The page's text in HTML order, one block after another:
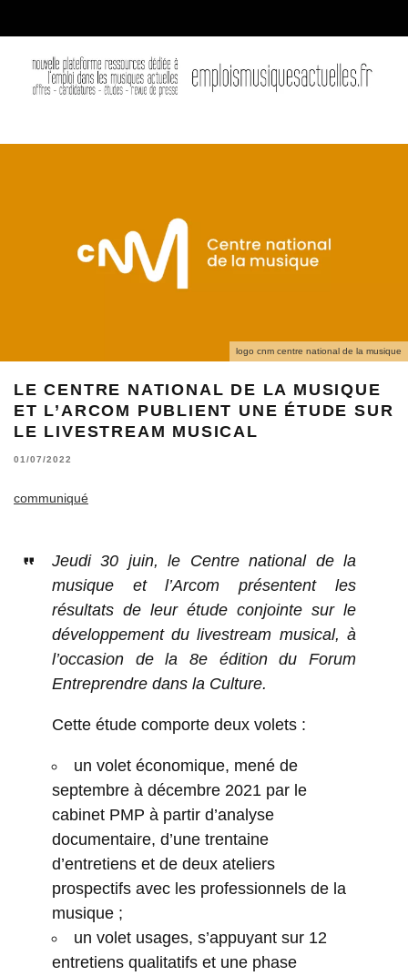
logo cnm centre national de la musique
LE CENTRE NATIONAL DE LA MUSIQUE
ET L’ARCOM PUBLIENT UNE ÉTUDE SUR
LE LIVESTREAM MUSICAL
01/07/2022
communiqué
Jeudi 30 juin, le Centre national de la
musique et l’Arcom présentent les
résultats de leur étude conjointe sur le
développement du livestream musical, à
l’occasion de la 8e édition du Forum
Entreprendre dans la Culture.
Cette étude comporte deux volets :
un volet économique, mené de
septembre à décembre 2021 par le
cabinet PMP à partir d’analyse
documentaire, d’une trentaine
d’entretiens et de deux ateliers
prospectifs avec les professionnels de la
musique ;
un volet usages, s’appuyant sur 12
entretiens qualitatifs et une phase